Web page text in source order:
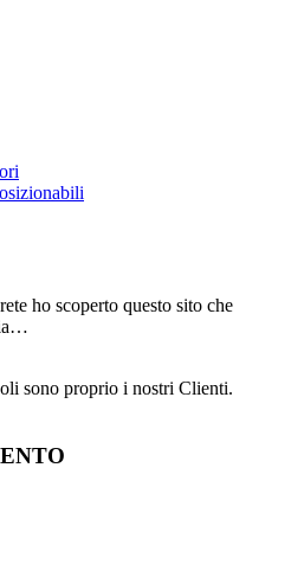
ho scoperto questo sito che
sono proprio i nostri Clienti.